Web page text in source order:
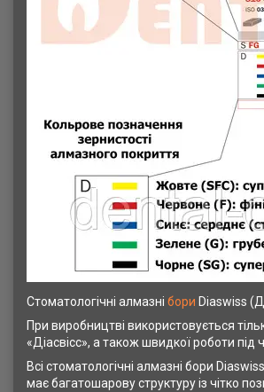
Стоматологічні алмазні бори Diaswiss
При виробництві використовується
«Діасвісс», а також швидкої роботи під
Всі стоматологічні алмазні бори
має багатошарову структуру із чітко